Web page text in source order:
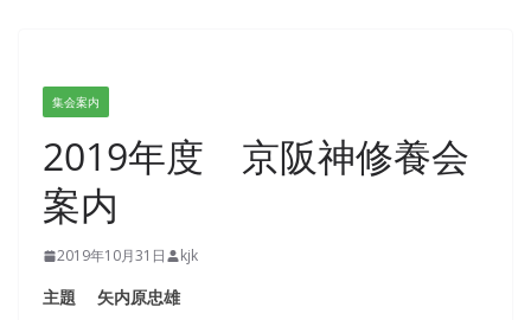
集会案内
2019年度 京阪神修養会
案内
2019年10月31日 kjk
主題 矢内原忠雄